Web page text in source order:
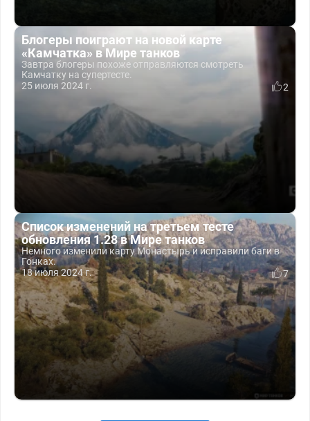
Блогеры поиграют на новой карте
«Камчатка» в Мире танков
Завтра блогеры похоже отправляются смотреть
Камчатку на супертесте.
25 июля 2024 г.
2
Список изменений на третьем тесте
обновления 1.28 в Мире танков
Немного изменили карту Монастырь и исправили баги в
Гонках.
18 июля 2024 г.
7